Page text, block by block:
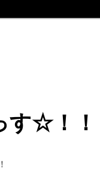
す☆！！